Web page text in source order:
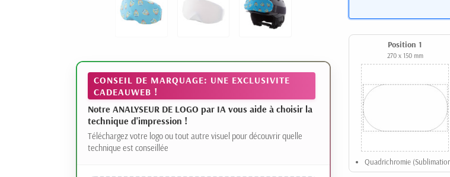
CONSEIL DE MARQUAGE: UNE EXCLUSIVITE
CADEAUWEB !
Notre ANALYSEUR DE LOGO par IA vous aide à choisir la
technique d'impression !
Téléchargez votre logo ou tout autre visuel pour découvrir quelle
technique est conseillée
Position 1
270 x 150 mm
Quadrichromie